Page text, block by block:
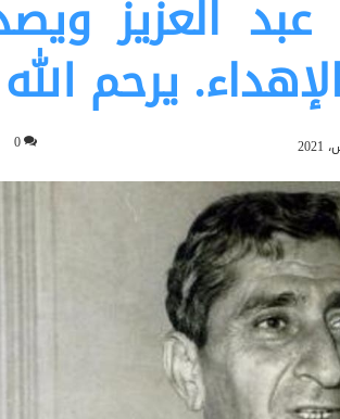
العزيز
يرحم
0